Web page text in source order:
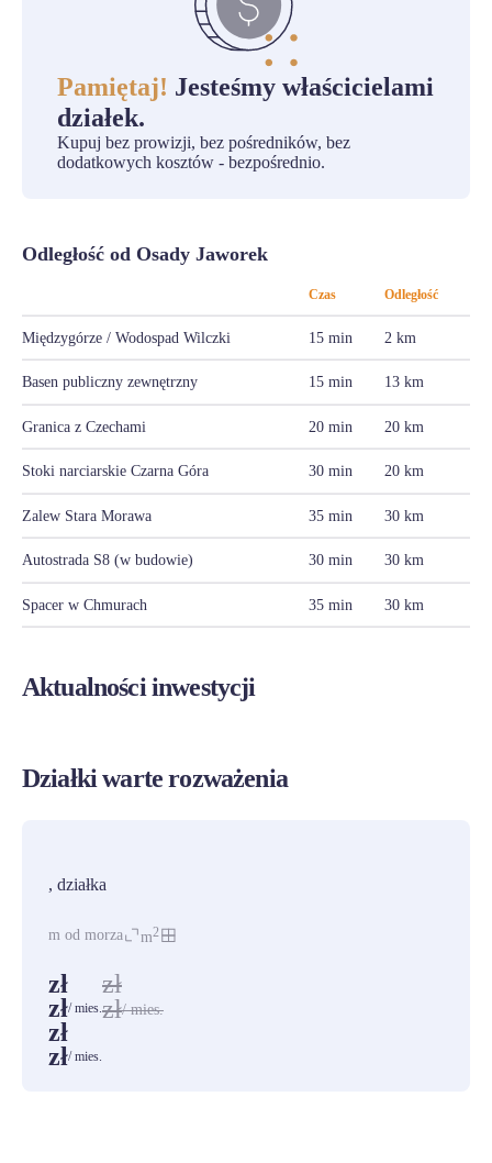
Pamiętaj! Jesteśmy właścicielami
działek.
Kupuj bez prowizji, bez pośredników, bez
dodatkowych kosztów - bezpośrednio.
Odległość od Osady Jaworek
Czas Odległość
Międzygórze / Wodospad Wilczki 15 min 2 km
Basen publiczny zewnętrzny 15 min 13 km
Granica z Czechami 20 min 20 km
Stoki narciarskie Czarna Góra 30 min 20 km
Zalew Stara Morawa 35 min 30 km
Autostrada S8 (w budowie) 30 min 30 km
Spacer w Chmurach 35 min 30 km
Aktualności inwestycji
Działki warte rozważenia
, działka
m od morza m2
zł
zł/ mies.
zł
zł/ mies.
zł
zł/ mies.